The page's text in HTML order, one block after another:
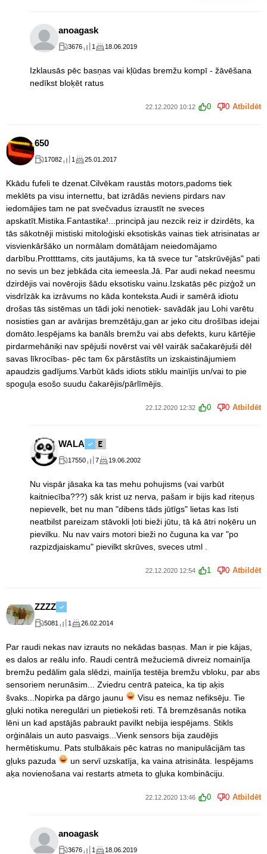
anoagask
3676 1 18.06.2019
Izklausās pēc basņas vai kļūdas bremžu kompī - žāvēšana
nedīkst bloķēt ratus
22.12.2020 10:12 0 0 Atbildēt
650
17082 1 25.01.2017
Kkādu fufeli te dzenat.Cilvēkam raustās motors,padoms tiek
meklēts pa visu internettu, bat izrādās neviens pirdars nav
iedomājies tam ne pat svečvadus izraustīt ne sveces
apskatīt.Mistika.Fantastika!...principā jau nezcik reiz ir dzirdēts, ka
tās sākotnēji mistiski mitoloģiski eksotiskās vainas tiek atrisinatas ar
visvienkāršāko un normālam domātājam neiedomājamo
darbību.Prottttams, cits jautājums, ka tā svece tur "atskrūvējās" pati
no sevis un bez jebkāda cita iemeesla.Jā. Par audi nekad neesmu
dzirdējis vai novērojis šādu eksotisku vainu.Izskatās pēc pizģož un
visdrīzāk ka izrāvums no kāda konteksta.Audi ir samērā idiotu
drošas tās sistēmas un tādi joki nenotiek- savādāk jau Lohi varētu
nosisties gan ar avārijas bremzētāju,gan ar jeko citu drošības idejai
domāto.Iespējams ka banāls bremžu vai abs defekts, kuru kārtējie
pirdarmehāniķi nav spējuši novērst vai vēl vairāk sačakarējuši dēl
savas līkrocības- pēc tam 6x pārstāstīts un izskaistinājumiem
apaudzis gadījums.Varbūt kāds idiots stiklu mainījis un/vai to pie
spoguļa esošo suudu čakarējis/pārlīmējis.
22.12.2020 12:32 0 0 Atbildēt
WALA
17550 7 19.06.2002
Nu vispār jāsaka ka tas mehu pohujisms (vai varbūt
kaitniecība???) sāk krist uz nerva, pašam ir bijis kad riteņus
nepievelk, bet nu man "dibens tāds jūtīgs" lietas kas īsti
neatbilst pareizam stāvokli ļoti bieži jūtu, tā kā ātri noķēru un
pievilku. Nu nav vairs motori bieži no čuguna ka var "po
razpizdjaiskamu" pievilkt skrūves, sveces utml .
22.12.2020 12:54 1 0 Atbildēt
ZZZZ
5081 1 26.02.2014
Par raudi nekas nav izrauts no nekādas basņas. Man ir pie kājas,
es dalos ar reālu info. Raudi centrā mežuciemā divreiz nomainīja
bremžu pedālim gala slēdzi, mainīja testēja bremžu vbloku, par abs
sensoriem nerunāsim... Zviedru centrā pateica, ka tip aķis
švaks...Nopirka pa dārgo jaunu
Visu es nemaz nefiksēju. Tie
gļuki notika neregulāri un pietiekoši reti. Tā bremzēsanās notika
lēni un kad apstājās pabraukt pavilkt nebija iespējams. Stikls
orģinālais un auto pasvaigs...Vienk sensors bija zaudējis
hermētiskumu. Pats stulbākais pēc katras no manipulācijām tas
gļuks pazuda
un servī uzskatīja, ka vaina atrisināta. Iespējams
aķa novienošana vai restarts atmeta to gļuka kombināciju.
22.12.2020 13:46 0 0 Atbildēt
anoagask
3676 1 18.06.2019